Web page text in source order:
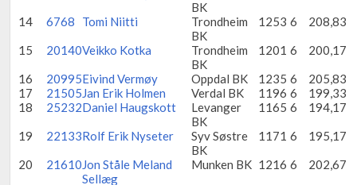
BK
14
6768 Tomi Niitti
Trondheim
BK
1253 6
208,83
15
20140Veikko Kotka
Trondheim
BK
1201 6
200,17
16
20995Eivind Vermøy Oppdal BK 1235 6
205,83
17
21505Jan Erik Holmen Verdal BK 1196 6
199,33
18
25232Daniel Haugskott
Levanger
BK
1165 6
194,17
19
22133Rolf Erik Nyseter
Syv Søstre
BK
1171 6
195,17
20
21610Jon Ståle Meland
Sellæg
Munken BK 1216 6
202,67